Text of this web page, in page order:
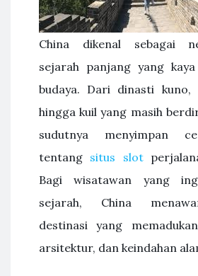
China dikenal sebagai
sejarah panjang yang
budaya. Dari dinasti kuno,
hingga kuil yang masih
sudutnya menyimpan
tentang situs slot
Bagi wisatawan yang
sejarah, China
destinasi yang
arsitektur, dan keindahan